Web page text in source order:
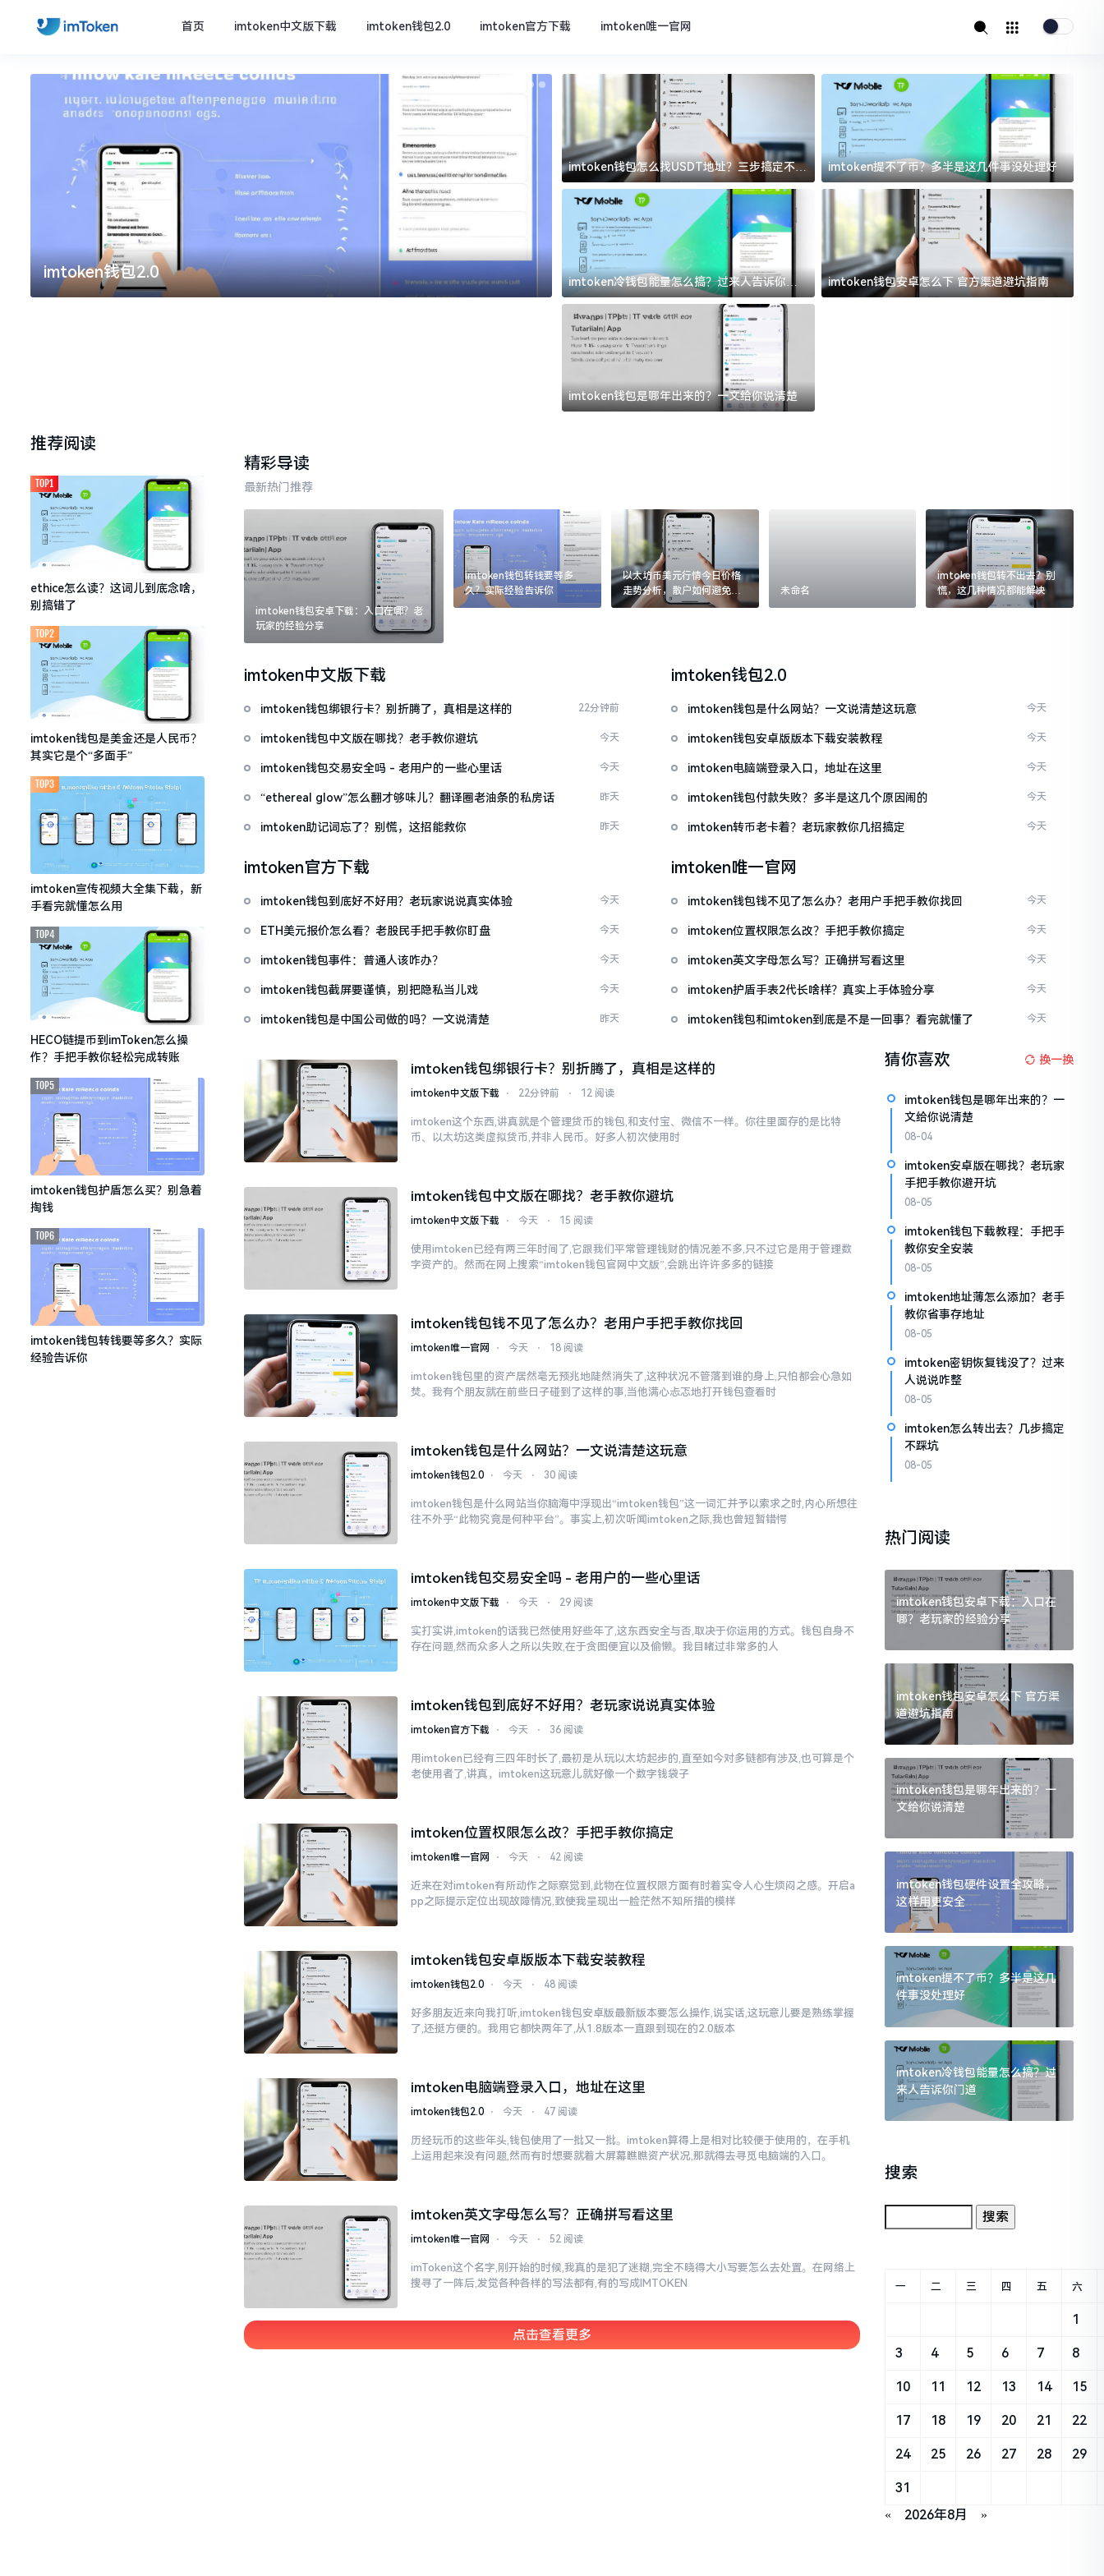
首页 imtoken中文版下载 imtoken钱包2.0 imtoken官方下载 imtoken唯一官网
imtoken钱包2.0 imtoken官方下载
imtoken钱包怎么找USDT地址？三步搞定不踩
坑
imtoken提不了币？多半是这几件事没处理好
imtoken冷钱包能量怎么搞？过来人告诉你门
道
imtoken钱包安卓怎么下 官方渠道避坑指南
imtoken钱包是哪年出来的？一文给你说清楚
推荐阅读
ethice怎么读？这词儿到底念啥，
别搞错了
TOP1
imtoken钱包是美金还是人民币？
其实它是个“多面手”
TOP2
imtoken宣传视频大全集下载，新
手看完就懂怎么用
TOP3
HECO链提币到imToken怎么操
作？手把手教你轻松完成转账
TOP4
imtoken钱包护盾怎么买？别急着
掏钱
TOP5
imtoken钱包转钱要等多久？实际
经验告诉你
TOP6
精彩导读
最新热门推荐
imtoken钱包安卓下载：入口在哪？老
玩家的经验分享
imtoken钱包转钱要等多
久？实际经验告诉你
以太坊币美元行情今日价格
走势分析，散户如何避免追
涨杀跌被套牢
未命名
imtoken钱包转不出去？别
慌，这几种情况都能解决
imtoken中文版下载
imtoken钱包绑银行卡？别折腾了，真相是这样的 22分钟前
imtoken钱包中文版在哪找？老手教你避坑 今天
imtoken钱包交易安全吗 - 老用户的一些心里话 今天
“ethereal glow”怎么翻才够味儿？翻译圈老油条的私房话 昨天
imtoken助记词忘了？别慌，这招能救你 昨天
imtoken钱包2.0
imtoken钱包是什么网站？一文说清楚这玩意 今天
imtoken钱包安卓版版本下载安装教程 今天
imtoken电脑端登录入口，地址在这里 今天
imtoken钱包付款失败？多半是这几个原因闹的 今天
imtoken转币老卡着？老玩家教你几招搞定 今天
imtoken官方下载
imtoken钱包到底好不好用？老玩家说说真实体验 今天
ETH美元报价怎么看？老股民手把手教你盯盘 今天
imtoken钱包事件：普通人该咋办？ 今天
imtoken钱包截屏要谨慎，别把隐私当儿戏 今天
imtoken钱包是中国公司做的吗？一文说清楚 昨天
imtoken唯一官网
imtoken钱包钱不见了怎么办？老用户手把手教你找回 今天
imtoken位置权限怎么改？手把手教你搞定 今天
imtoken英文字母怎么写？正确拼写看这里 今天
imtoken护盾手表2代长啥样？真实上手体验分享 今天
imtoken钱包和imtoken到底是不是一回事？看完就懂了 今天
imtoken钱包绑银行卡？别折腾了，真相是这样的
imtoken中文版下载 ⋅ 22分钟前 ⋅ 12 阅读
imtoken这个东西,讲真就是个管理货币的钱包,和支付宝、微信不一样。你往里面存的是比特
币、以太坊这类虚拟货币,并非人民币。好多人初次使用时
imtoken钱包中文版在哪找？老手教你避坑
imtoken中文版下载 ⋅ 今天 ⋅ 15 阅读
使用imtoken已经有两三年时间了,它跟我们平常管理钱财的情况差不多,只不过它是用于管理数
字资产的。然而在网上搜索“imtoken钱包官网中文版”,会跳出许许多多的链接
imtoken钱包钱不见了怎么办？老用户手把手教你找回
imtoken唯一官网 ⋅ 今天 ⋅ 18 阅读
imtoken钱包里的资产居然毫无预兆地陡然消失了,这种状况不管落到谁的身上,只怕都会心急如
焚。我有个朋友就在前些日子碰到了这样的事,当他满心忐忑地打开钱包查看时
imtoken钱包是什么网站？一文说清楚这玩意
imtoken钱包2.0 ⋅ 今天 ⋅ 30 阅读
imtoken钱包是什么网站当你脑海中浮现出“imtoken钱包”这一词汇并予以索求之时,内心所想往
往不外乎“此物究竟是何种平台”。事实上,初次听闻imtoken之际,我也曾短暂错愕
imtoken钱包交易安全吗 - 老用户的一些心里话
imtoken中文版下载 ⋅ 今天 ⋅ 29 阅读
实打实讲,imtoken的话我已然使用好些年了,这东西安全与否,取决于你运用的方式。钱包自身不
存在问题,然而众多人之所以失败,在于贪图便宜以及偷懒。我目睹过非常多的人
imtoken钱包到底好不好用？老玩家说说真实体验
imtoken官方下载 ⋅ 今天 ⋅ 36 阅读
用imtoken已经有三四年时长了,最初是从玩以太坊起步的,直至如今对多链都有涉及,也可算是个
老使用者了,讲真，imtoken这玩意儿就好像一个数字钱袋子
imtoken位置权限怎么改？手把手教你搞定
imtoken唯一官网 ⋅ 今天 ⋅ 42 阅读
近来在对imtoken有所动作之际察觉到,此物在位置权限方面有时着实令人心生烦闷之感。开启a
pp之际提示定位出现故障情况,致使我呈现出一脸茫然不知所措的模样
imtoken钱包安卓版版本下载安装教程
imtoken钱包2.0 ⋅ 今天 ⋅ 48 阅读
好多朋友近来向我打听,imtoken钱包安卓版最新版本要怎么操作,说实话,这玩意儿要是熟练掌握
了,还挺方便的。我用它都快两年了,从1.8版本一直跟到现在的2.0版本
imtoken电脑端登录入口，地址在这里
imtoken钱包2.0 ⋅ 今天 ⋅ 47 阅读
历经玩币的这些年头,钱包使用了一批又一批。imtoken算得上是相对比较便于使用的，在手机
上运用起来没有问题,然而有时想要就着大屏幕瞧瞧资产状况,那就得去寻觅电脑端的入口。
imtoken英文字母怎么写？正确拼写看这里
imtoken唯一官网 ⋅ 今天 ⋅ 52 阅读
imToken这个名字,刚开始的时候,我真的是犯了迷糊,完全不晓得大小写要怎么去处置。在网络上
搜寻了一阵后,发觉各种各样的写法都有,有的写成IMTOKEN
点击查看更多
猜你喜欢 换一换
imtoken钱包是哪年出来的？一
文给你说清楚
08-04
imtoken安卓版在哪找？老玩家
手把手教你避开坑
08-05
imtoken钱包下载教程：手把手
教你安全安装
08-05
imtoken地址薄怎么添加？老手
教你省事存地址
08-05
imtoken密钥恢复钱没了？过来
人说说咋整
08-05
imtoken怎么转出去？几步搞定
不踩坑
08-05
热门阅读
imtoken钱包安卓下载：入口在
哪？老玩家的经验分享
imtoken钱包安卓怎么下 官方渠
道避坑指南
imtoken钱包是哪年出来的？一
文给你说清楚
imtoken钱包硬件设置全攻略，
这样用更安全
imtoken提不了币？多半是这几
件事没处理好
imtoken冷钱包能量怎么搞？过
来人告诉你门道
搜索
« 2026年8月 »
一 二 三 四 五 六
1
3 4 5 6 7 8
10 11 12 13 14 15
17 18 19 20 21 22
24 25 26 27 28 29
31